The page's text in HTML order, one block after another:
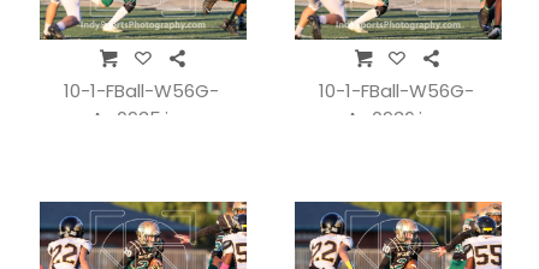
10-1-FBall-W56G-
A_0935.jpg
10-1-FBall-W56G-
A_0936.jpg